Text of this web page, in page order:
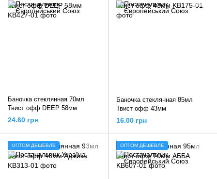
Баночка стеклянная 70мл
Твист офф DEEP 58мм
24.60 грн
Баночка стеклянная 85мл
Твист офф 43мм
16.00 грн
ОПТОМ ДЕШЕВЛЕ ОПТОМ ДЕШЕВЛЕ